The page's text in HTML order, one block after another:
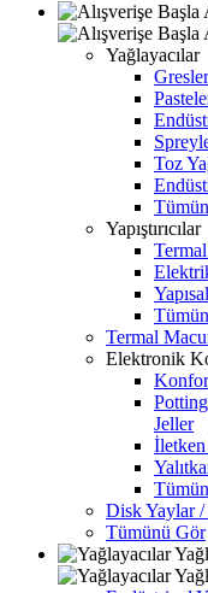
Yağlayacılar
Gresler
Toz
Yapıştırıcılar
Termal
Termal
Elektronik
Jeller
Disk Yaylar /
Tümünü Gör